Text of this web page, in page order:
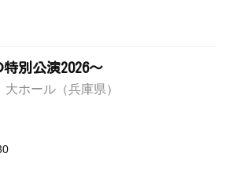
別公演2026～
ホール（兵庫県）